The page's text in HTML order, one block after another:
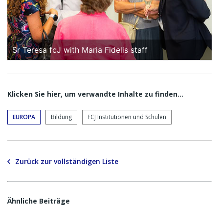
Sr Teresa fcJ with Maria Fidelis staff
Klicken Sie hier, um verwandte Inhalte zu finden…
EUROPA Bildung FCJ Institutionen und Schulen
Zurück zur vollständigen Liste
Ähnliche Beiträge